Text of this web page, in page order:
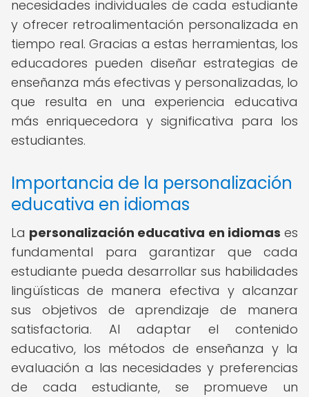
necesidades individuales de cada estudiante
y ofrecer retroalimentación personalizada en
tiempo real. Gracias a estas herramientas, los
educadores pueden diseñar estrategias de
enseñanza más efectivas y personalizadas, lo
que resulta en una experiencia educativa
más enriquecedora y significativa para los
estudiantes.
Importancia de la personalización
educativa en idiomas
La personalización educativa en idiomas es
fundamental para garantizar que cada
estudiante pueda desarrollar sus habilidades
lingüísticas de manera efectiva y alcanzar
sus objetivos de aprendizaje de manera
satisfactoria. Al adaptar el contenido
educativo, los métodos de enseñanza y la
evaluación a las necesidades y preferencias
de cada estudiante, se promueve un